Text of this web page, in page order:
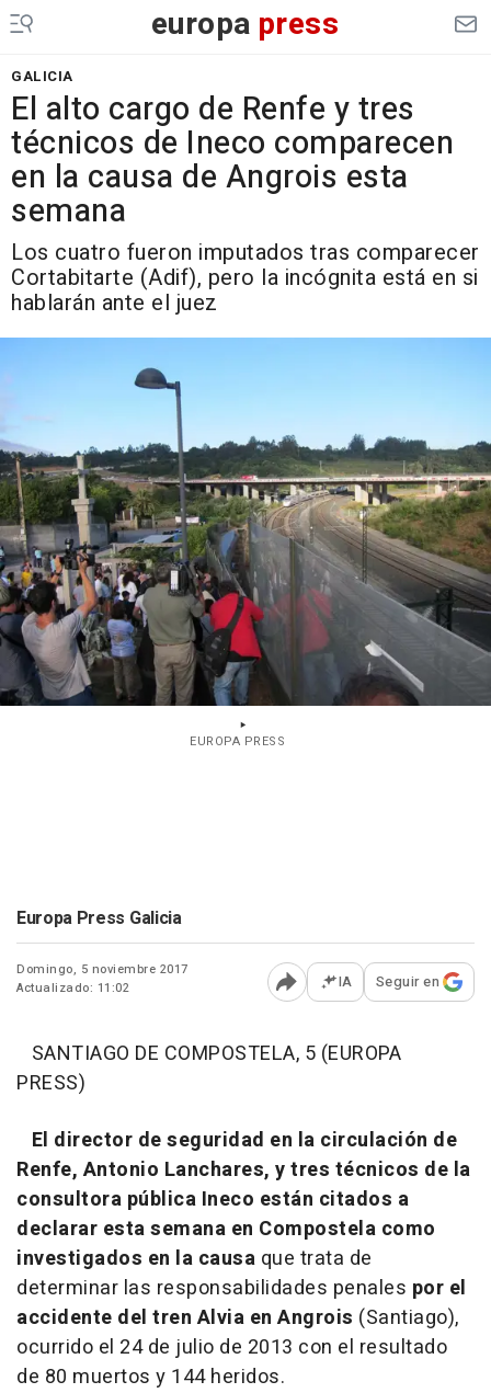
europa press
GALICIA
El alto cargo de Renfe y tres
técnicos de Ineco comparecen
en la causa de Angrois esta
semana
Los cuatro fueron imputados tras comparecer
Cortabitarte (Adif), pero la incógnita está en si
hablarán ante el juez
EUROPA PRESS
Europa Press Galicia
Domingo, 5 noviembre 2017
Actualizado: 11:02
Abrir opciones para
IA Seguir en
SANTIAGO DE COMPOSTELA, 5 (EUROPA
PRESS)
El director de seguridad en la circulación de
Renfe, Antonio Lanchares, y tres técnicos de la
consultora pública Ineco están citados a
declarar esta semana en Compostela como
investigados en la causa que trata de
determinar las responsabilidades penales por el
accidente del tren Alvia en Angrois (Santiago),
ocurrido el 24 de julio de 2013 con el resultado
de 80 muertos y 144 heridos.